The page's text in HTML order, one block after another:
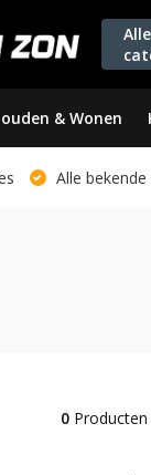
Alle
& Wonen
Alle
0Producten